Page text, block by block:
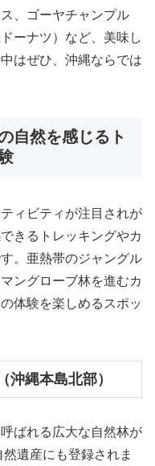
、ゴーヤチャンプル
ーナツ）など、美味し
はぜひ、沖縄ならでは
自然を感じるト
ィビティが注目されが
きるトレッキングやカ
。亜熱帯のジャングル
ングローブ林を進むカ
体験を楽しめるスポッ
沖縄本島北部）
ばれる広大な自然林が
遺産にも登録されま